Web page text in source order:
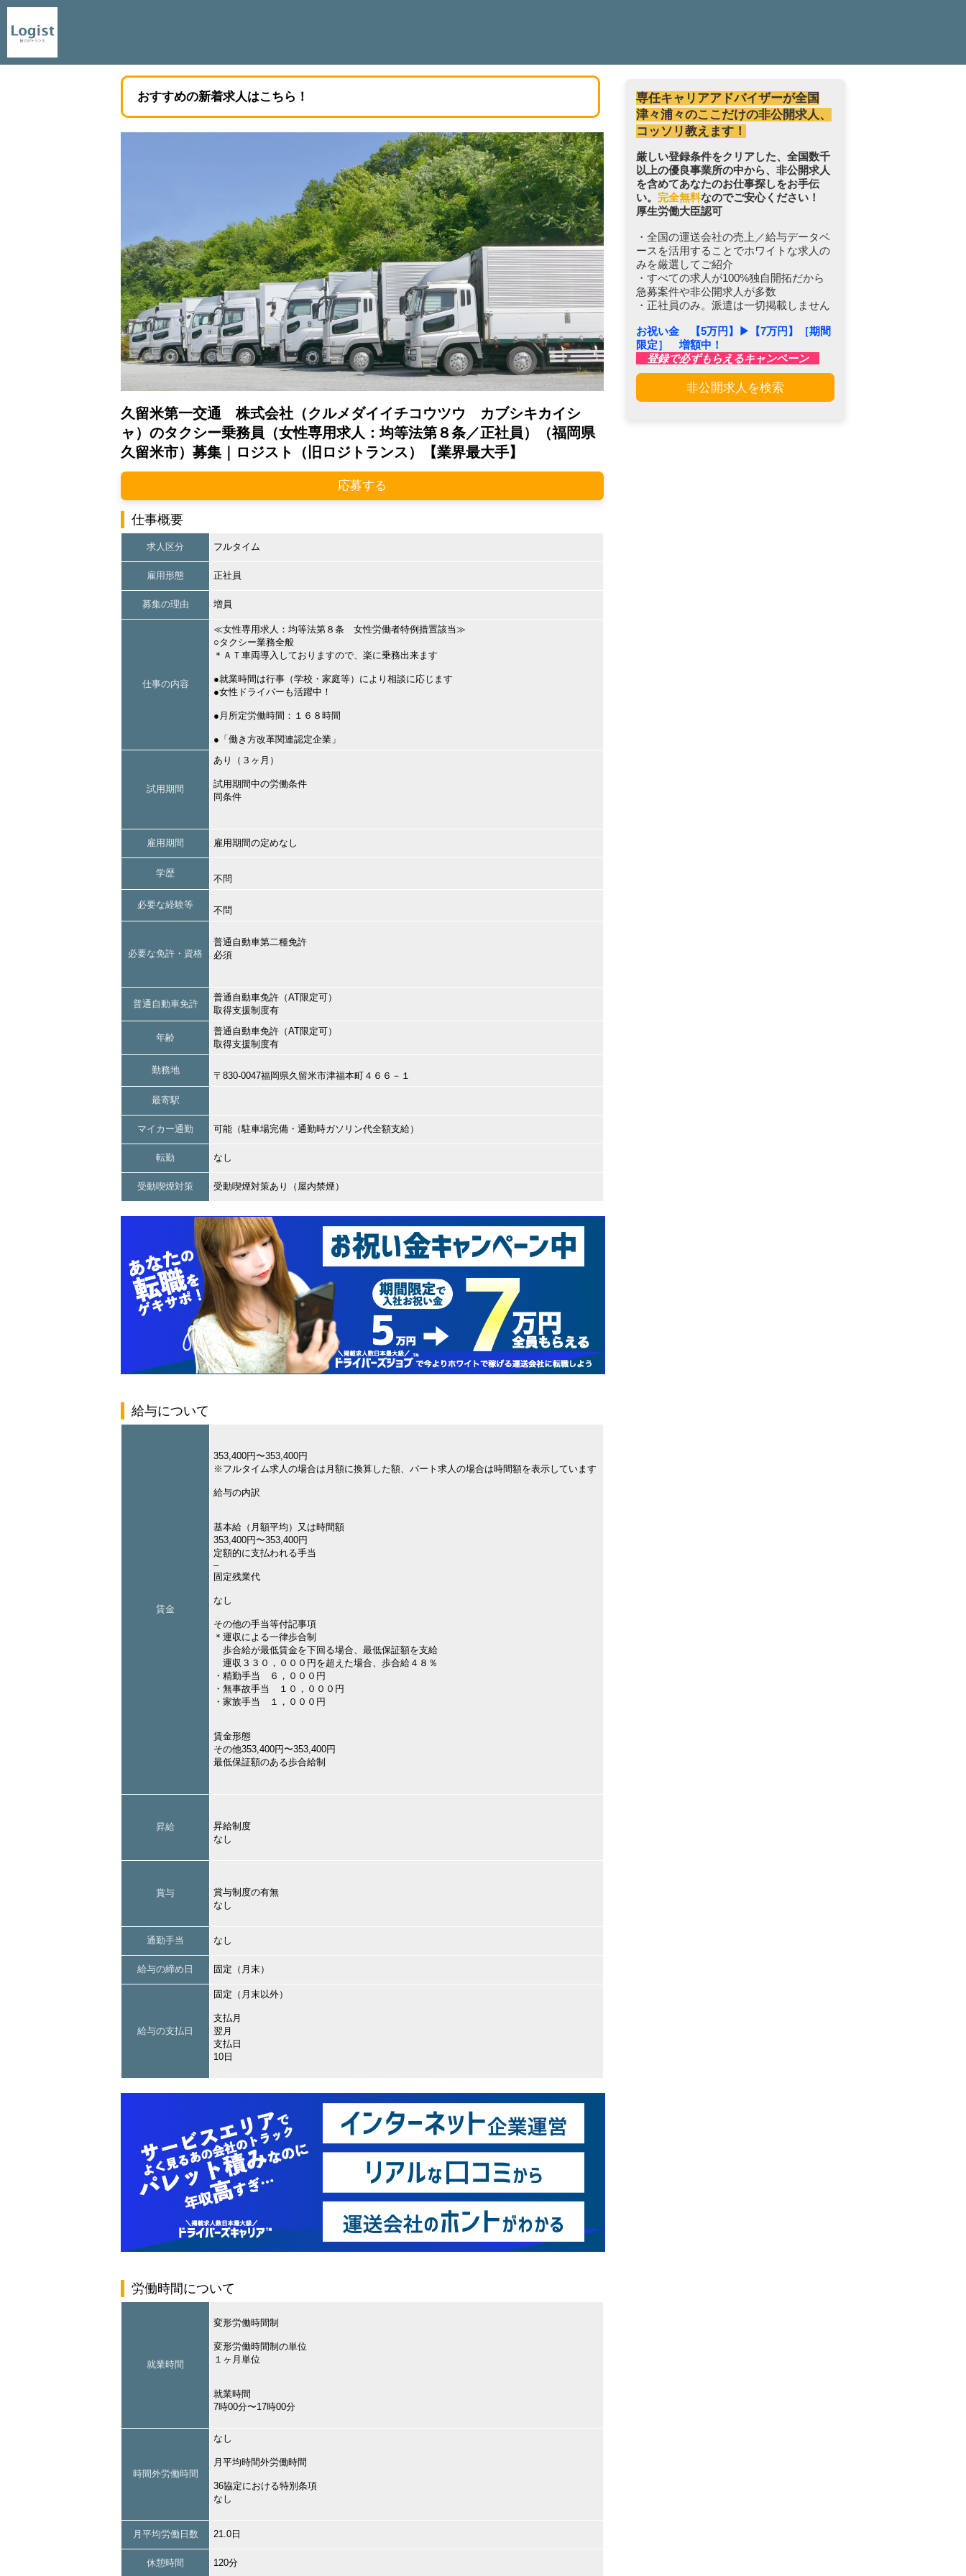
おすすめの新着求人はこちら！
久留米第一交通 株式会社（クルメダイイチコウツウ カブシキカイシ
ャ）のタクシー乗務員（女性専用求人：均等法第８条／正社員）（福岡県
久留米市）募集｜ロジスト（旧ロジトランス）【業界最大手】
応募する
仕事概要
求人区分 フルタイム
雇用形態 正社員
募集の理由 増員
仕事の内容
≪女性専用求人：均等法第８条 女性労働者特例措置該当≫
○タクシー業務全般
＊ＡＴ車両導入しておりますので、楽に乗務出来ます
●就業時間は行事（学校・家庭等）により相談に応じます
●女性ドライバーも活躍中！
●月所定労働時間：１６８時間
●「働き方改革関連認定企業」
試用期間
あり（３ヶ月）
試用期間中の労働条件
同条件
雇用期間 雇用期間の定めなし
学歴
不問
必要な経験等
不問
必要な免許・資格
普通自動車第二種免許
必須
普通自動車免許
普通自動車免許（AT限定可）
取得支援制度有
年齢
普通自動車免許（AT限定可）
取得支援制度有
勤務地
〒830-0047福岡県久留米市津福本町４６６－１
最寄駅
マイカー通勤 可能（駐車場完備・通勤時ガソリン代全額支給）
転勤 なし
受動喫煙対策 受動喫煙対策あり（屋内禁煙）
給与について
賃金
353,400円〜353,400円
※フルタイム求人の場合は月額に換算した額、パート求人の場合は時間額を表示しています
給与の内訳
基本給（月額平均）又は時間額
353,400円〜353,400円
定額的に支払われる手当
–
固定残業代
なし
その他の手当等付記事項
＊運収による一律歩合制
歩合給が最低賃金を下回る場合、最低保証額を支給
運収３３０，０００円を超えた場合、歩合給４８％
・精勤手当 ６，０００円
・無事故手当 １０，０００円
・家族手当 １，０００円
賃金形態
その他353,400円〜353,400円
最低保証額のある歩合給制
昇給
昇給制度
なし
賞与
賞与制度の有無
なし
通勤手当 なし
給与の締め日 固定（月末）
給与の支払日
固定（月末以外）
支払月
翌月
支払日
10日
労働時間について
就業時間
変形労働時間制
変形労働時間制の単位
１ヶ月単位
就業時間
7時00分〜17時00分
時間外労働時間
なし
月平均時間外労働時間
36協定における特別条項
なし
月平均労働日数 21.0日
休憩時間 120分
専任キャリアアドバイザーが全国
津々浦々のここだけの非公開求人、
コッソリ教えます！
厳しい登録条件をクリアした、全国数千
以上の優良事業所の中から、非公開求人
を含めてあなたのお仕事探しをお手伝
い。 完全無料なのでご安心ください！
厚生労働大臣認可
・全国の運送会社の売上／給与データベ
ースを活用することでホワイトな求人の
みを厳選してご紹介
・すべての求人が100%独自開拓だから
急募案件や非公開求人が多数
・正社員のみ。派遣は一切掲載しません
お祝い金 【5万円】▶︎【7万円】［期間
限定］ 増額中！
登録で必ずもらえるキャンペーン
非公開求人を検索